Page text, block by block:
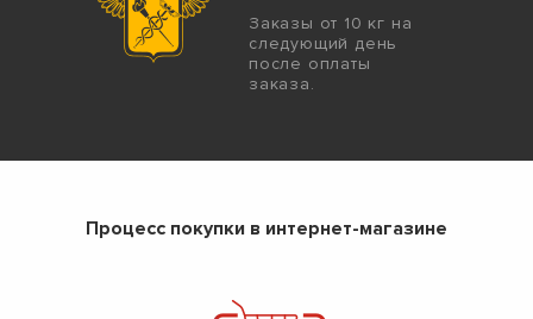
Заказы от 10 кг на
следующий день
после оплаты
заказа.
Процесс покупки в интернет-магазине